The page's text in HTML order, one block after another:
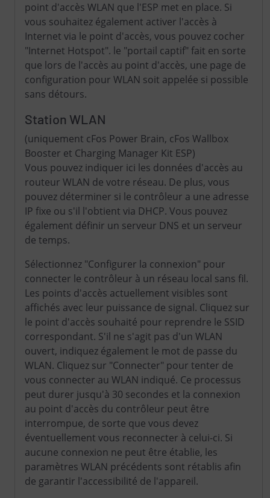
point d'accès WLAN que l'ESP met en place. Si
vous souhaitez également activer l'accès à
Internet via le point d'accès, vous pouvez cocher
"Internet Hotspot". le "portail captif" fait en sorte
que lors de l'accès au point d'accès, une page de
configuration pour WLAN soit appelée si possible
sans détours.
Station WLAN
(uniquement cFos Power Brain, cFos Wallbox
Booster et Charging Manager Kit ESP)
Vous pouvez indiquer ici les données d'accès au
routeur WLAN de votre réseau. De plus, vous
pouvez déterminer si le contrôleur a une adresse
IP fixe ou s'il l'obtient via DHCP. Vous pouvez
également définir un serveur DNS et un serveur
de temps.
Sélectionnez "Configurer la connexion" pour
connecter le contrôleur à un réseau local sans fil.
Les points d'accès actuellement visibles sont
affichés avec leur puissance de signal. Cliquez sur
le point d'accès souhaité pour reprendre le SSID
correspondant. S'il ne s'agit pas d'un WLAN
ouvert, indiquez également le mot de passe du
WLAN. Cliquez sur "Connecter" pour tenter de
vous connecter au WLAN indiqué. Ce processus
peut durer jusqu'à 30 secondes et la connexion
au point d'accès du contrôleur peut être
interrompue, de sorte que vous devez
éventuellement vous reconnecter à celui-ci. Si
aucune connexion ne peut être établie, les
paramètres WLAN précédents sont rétablis afin
de garantir l'accessibilité de l'appareil.